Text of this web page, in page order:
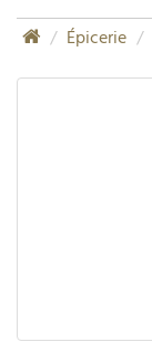
Épicerie